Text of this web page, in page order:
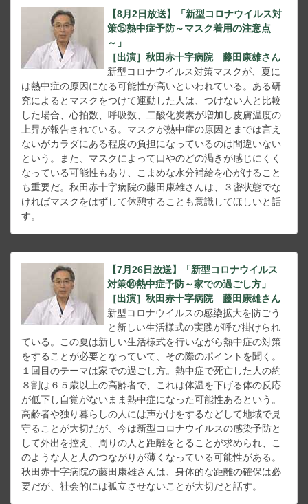
【8月2日放送】「新型コロナウイルス対
策⑮熱中症予防～マスク着用の注意点
～」
［出演］秋田赤十字病院 藤田康雄さん
新型コロナウイルス対策マスクが、夏に
は熱中症の原因になる可能性が高いといわれている。ある研
究によるとマスクをつけて運動した人は、つけない人と比較
した場合、心拍数、呼吸数、二酸化炭素が増加し皮膚温度の
上昇が報告されている。マスクが熱中症の原因とまでは言え
ないがカラダにある程度の負担になっているのは間違いない
という。また、マスクによって口やのどの渇きが感じにくく
なっている可能性もあり、こまめな水分補給を心がけること
も重要だ。秋田赤十字病院の藤田康雄さんは、３密状態でな
ければマスクをはずして休憩することも意識してほしいと話
す。
【7月26日放送】「新型コロナウイルス
対策⑭熱中症予防～家での過ごし方」
［出演］秋田赤十字病院 藤田康雄さん
新型コロナウイルスの感染拡大を防ごう
と新しい生活様式の実践が呼び掛けられ
ている。この夏は新しい生活様式を行いながら熱中症の対策
をすることが必要となっていて、その際のポイントを聞く。
１回目のテーマは家での過ごし方。熱中症で死亡した人の約
８割は６５歳以上の高齢者で、これは体温を下げる体の反応
が低下し自覚がないまま熱中症になった可能性あるという。
高齢者や独り暮らしの人には声かけをするなどして地域で見
守ることが大切だが、今は新型コロナウイルスの感染予防と
して外出を控え、周りの人と距離をとることが求められ、こ
のような人と人のつながりが薄くなっている可能性がある。
秋田赤十字病院の藤田康雄さんは、身体的な距離の確保は必
要だが、社会的には孤立させないことが大切だと話す。